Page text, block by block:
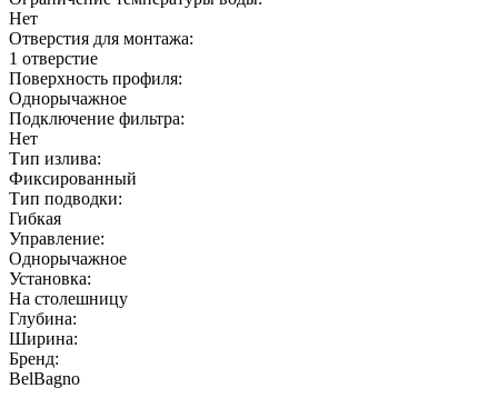
Нет
Отверстия для монтажа:
1 отверстие
Поверхность профиля:
Однорычажное
Подключение фильтра:
Нет
Тип излива:
Фиксированный
Тип подводки:
Гибкая
Управление:
Однорычажное
Установка:
На столешницу
Глубина:
Ширина:
Бренд:
BelBagno